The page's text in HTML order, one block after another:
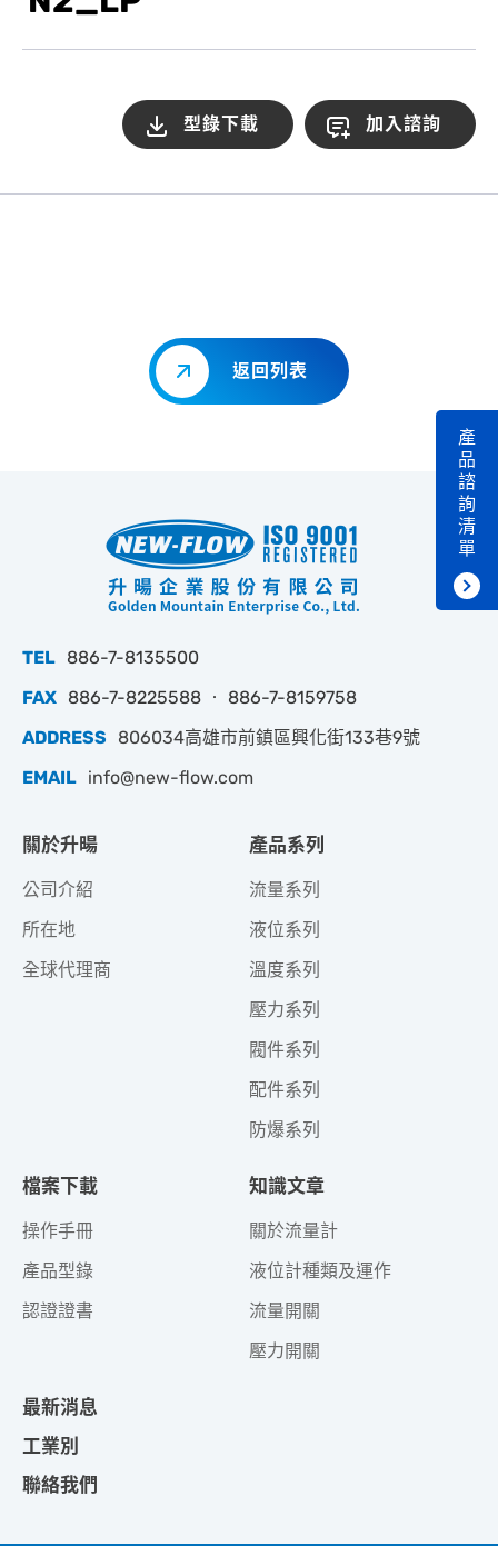
型錄下載 加入諮詢
返回列表
產
品
諮
詢
清
單
TEL 886-7-8135500
FAX 886-7-8225588 ‧ 886-7-8159758
ADDRESS
806034高雄市前鎮區興化街133巷9號
EMAIL info@new-flow.com
關於升暘
公司介紹
所在地
全球代理商
產品系列
流量系列
液位系列
溫度系列
壓力系列
閥件系列
配件系列
防爆系列
檔案下載
操作手冊
產品型錄
認證證書
知識文章
關於流量計
液位計種類及運作
流量開關
壓力開關
最新消息
工業別
聯絡我們